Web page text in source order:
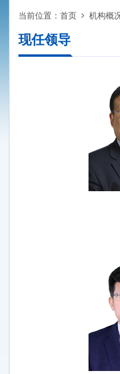
当前位置： 首页 机构概
现任领导